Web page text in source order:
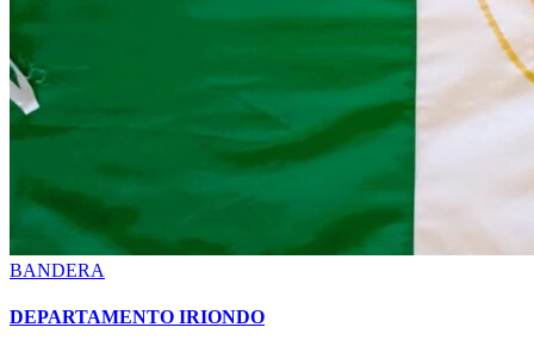
Posted
BANDERA
DEPARTAMENTO IRIONDO